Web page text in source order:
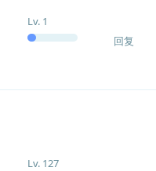
Lv. 1
回复
Lv. 127